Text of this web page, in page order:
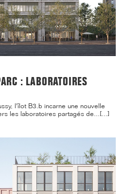
: LABORATOIRES
l'îlot B3.b incarne une nouvelle
les laboratoires partagés de...[...]